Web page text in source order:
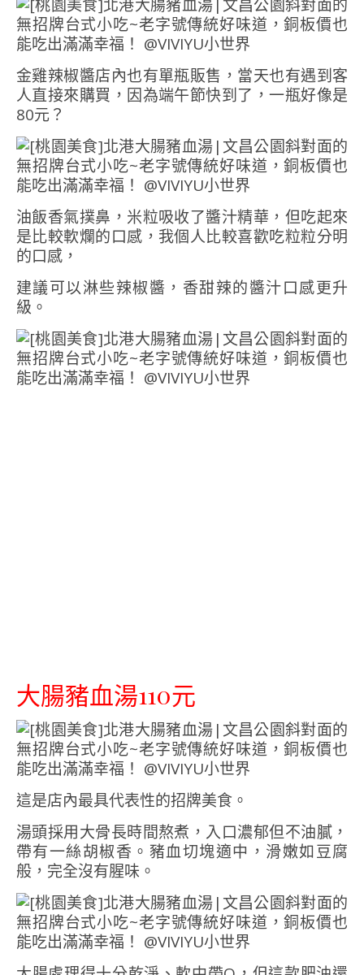
金雞辣椒醬店內也有單瓶販售，當天也有遇到客
人直接來購買，因為端午節快到了，一瓶好像是
80元？
油飯香氣撲鼻，米粒吸收了醬汁精華，但吃起來
是比較軟爛的口感，我個人比較喜歡吃粒粒分明
的口感，
建議可以淋些辣椒醬，香甜辣的醬汁口感更升
級。
大腸豬血湯110元
這是店內最具代表性的招牌美食。
湯頭採用大骨長時間熬煮，入口濃郁但不油膩，
帶有一絲胡椒香。豬血切塊適中，滑嫩如豆腐
般，完全沒有腥味。